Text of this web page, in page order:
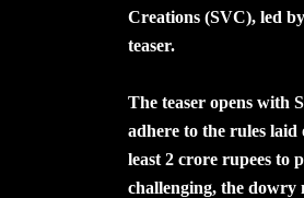
Creations (SVC), led
teaser.
The teaser opens with
adhere to the rules
least 2 crore rupees to
challenging, the dowry